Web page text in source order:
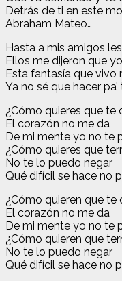
Detrás de ti en este
Abraham Mateo…
Hasta a mis amigos
Ellos me dijeron que
Esta fantasía que vivo
Ya no sé que hacer
¿Cómo quieres que te
El corazón no me da
De mi mente yo no te
¿Cómo quieres que
No te lo puedo negar
Qué difícil se hace no
¿Cómo quieren que te
El corazón no me da
De mi mente yo no te
¿Cómo quieren que
No te lo puedo negar
Qué difícil se hace no